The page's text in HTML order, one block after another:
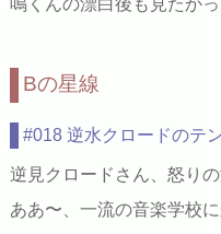
鳴くんの漂白後も見たかっ
Bの星線
#018 逆水クロードのテ
逆見クロードさん、怒り
ああ〜、一流の音楽学校